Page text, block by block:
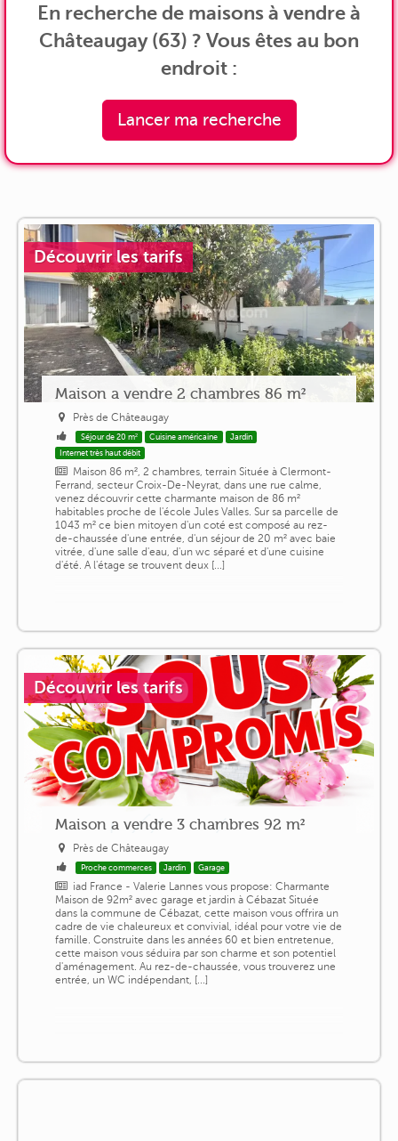
En recherche de maisons à vendre à
Châteaugay (63) ? Vous êtes au bon
endroit :
Lancer ma recherche
Découvrir les tarifs
Maison a vendre 2 chambres 86 m²
Près de Châteaugay
Séjour de 20 m² Cuisine américaine
Jardin
Internet très haut débit
Maison 86 m², 2 chambres, terrain Située à Clermont-
Ferrand, secteur Croix-De-Neyrat, dans une rue calme,
venez découvrir cette charmante maison de 86 m²
habitables proche de l'école Jules Valles. Sur sa parcelle de
1043 m² ce bien mitoyen d'un coté est composé au rez-
de-chaussée d'une entrée, d'un séjour de 20 m² avec baie
vitrée, d'une salle d'eau, d'un wc séparé et d'une cuisine
d'été. A l'étage se trouvent deux [...]
Découvrir les tarifs
Maison a vendre 3 chambres 92 m²
Près de Châteaugay
Proche commerces Jardin Garage
iad France - Valerie Lannes vous propose: Charmante
Maison de 92m² avec garage et jardin à Cébazat Située
dans la commune de Cébazat, cette maison vous offrira un
cadre de vie chaleureux et convivial, idéal pour votre vie de
famille. Construite dans les années 60 et bien entretenue,
cette maison vous séduira par son charme et son potentiel
d'aménagement. Au rez-de-chaussée, vous trouverez une
entrée, un WC indépendant, [...]